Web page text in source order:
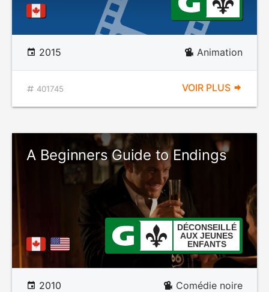
2015 Animation
401745 VOIR PLUS
A Beginners Guide to Endings
DÉCONSEILLÉ
AUX JEUNES
ENFANTS
2010 Comédie noire